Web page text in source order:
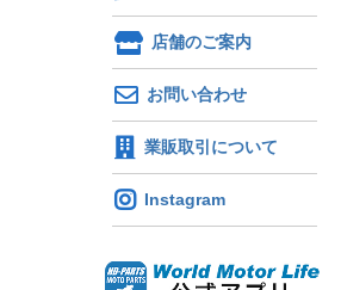
店舗のご案内
お問い合わせ
業販取引について
Instagram